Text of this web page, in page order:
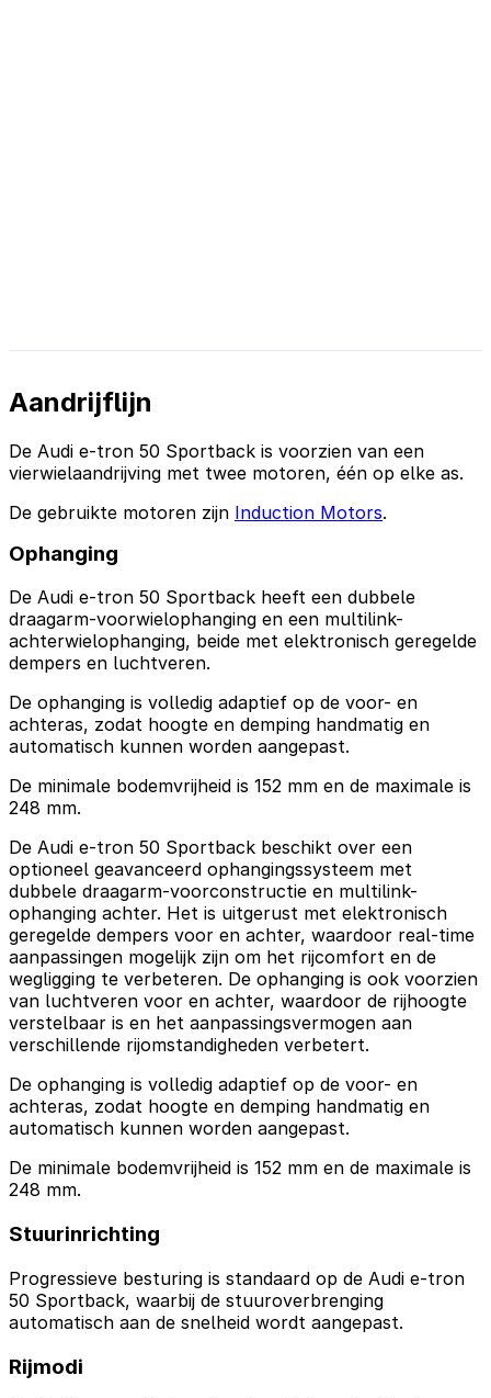
Aandrijflijn
De Audi e-tron 50 Sportback is voorzien van een
vierwielaandrijving met twee motoren, één op elke as.
De gebruikte motoren zijn Induction Motors.
Ophanging
De Audi e-tron 50 Sportback heeft een dubbele
draagarm-voorwielophanging en een multilink-
achterwielophanging, beide met elektronisch geregelde
dempers en luchtveren.
De ophanging is volledig adaptief op de voor- en
achteras, zodat hoogte en demping handmatig en
automatisch kunnen worden aangepast.
De minimale bodemvrijheid is 152 mm en de maximale is
248 mm.
De Audi e-tron 50 Sportback beschikt over een
optioneel geavanceerd ophangingssysteem met
dubbele draagarm-voorconstructie en multilink-
ophanging achter. Het is uitgerust met elektronisch
geregelde dempers voor en achter, waardoor real-time
aanpassingen mogelijk zijn om het rijcomfort en de
wegligging te verbeteren. De ophanging is ook voorzien
van luchtveren voor en achter, waardoor de rijhoogte
verstelbaar is en het aanpassingsvermogen aan
verschillende rijomstandigheden verbetert.
De ophanging is volledig adaptief op de voor- en
achteras, zodat hoogte en demping handmatig en
automatisch kunnen worden aangepast.
De minimale bodemvrijheid is 152 mm en de maximale is
248 mm.
Stuurinrichting
Progressieve besturing is standaard op de Audi e-tron
50 Sportback, waarbij de stuuroverbrenging
automatisch aan de snelheid wordt aangepast.
Rijmodi